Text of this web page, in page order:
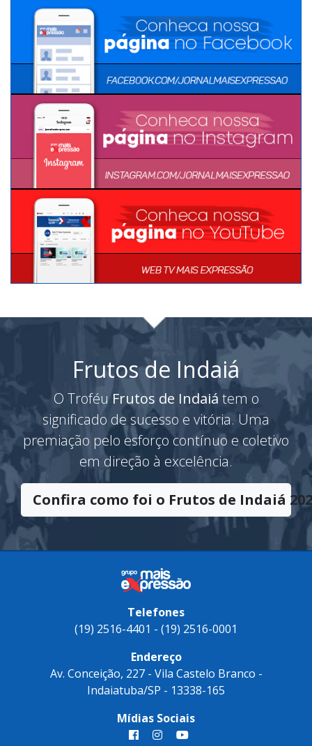
MÍDIAS SOCIAIS
Frutos de Indaiá
O TroféuFrutos de Indaiátem o
significado de sucesso e vitória. Uma
premiação pelo esforço contínuo e coletivo
em direção à excelência.
Confira como foi o Frutos de Indaiá
Telefones
(19) 2516-4401 - (19) 2516-0001
Endereço
Av. Conceição, 227 - Vila Castelo Branco -
Indaiatuba/SP - 13338-165